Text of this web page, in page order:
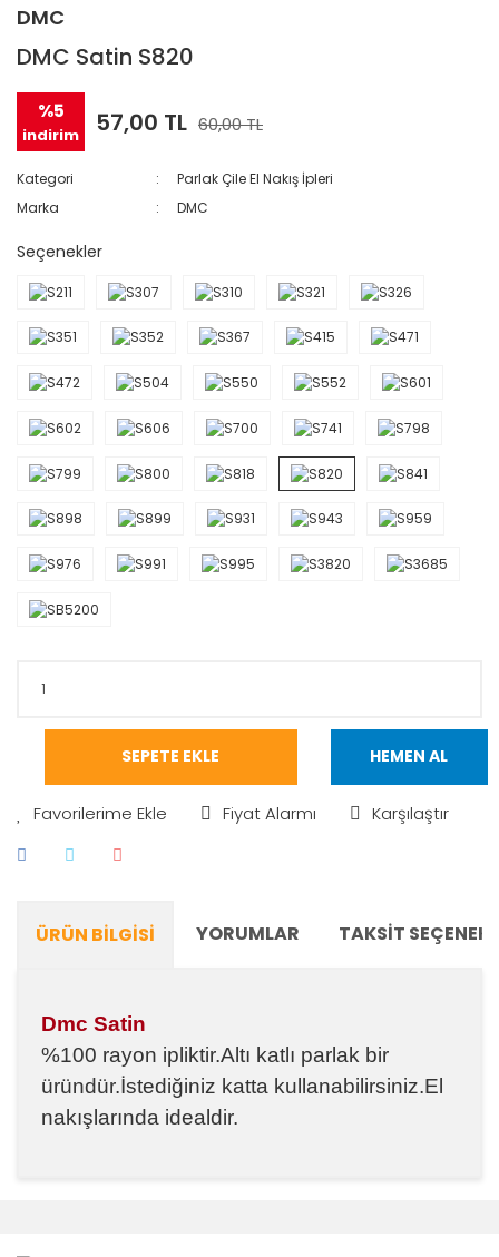
DMC
DMC Satin S820
%5
indirim 57,00 TL 60,00 TL
Kategori
Parlak Çile El Nakış İpleri
Marka
DMC
Seçenekler
SEPETE EKLE HEMEN AL
Fiyat Alarmı Karşılaştır
ÜRÜN BILGISI YORUMLAR TAKSIT
Dmc Satin
%100 rayon ipliktir.Altı katlı parlak bir
üründür.İstediğiniz katta kullanabilirsiniz.El
nakışlarında idealdir.